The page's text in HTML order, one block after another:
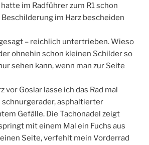
im Radführer zum R1 schon
im Harz bescheiden
– reichlich untertrieben. Wieso
ohnehin schon kleinen Schilder so
sehen kann, wenn man zur Seite
vor Goslar lasse ich das Rad mal
schnurgerader, asphaltierter
Gefälle. Die Tachonadel zeigt
mit einem Mal ein Fuchs aus
Seite, verfehlt mein Vorderrad